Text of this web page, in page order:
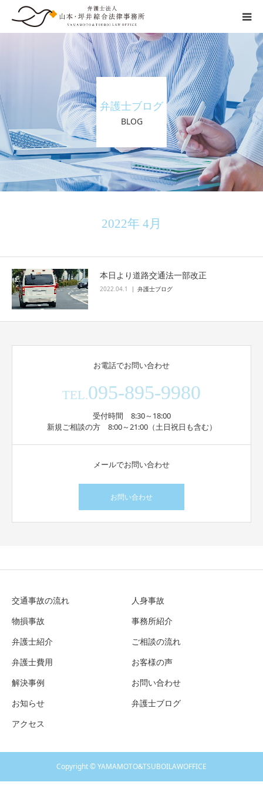
弁護士ブログ
BLOG
2022年 4月
本日より道路交通法一部改正
2022.04.1 弁護士ブログ
お電話でお問い合わせ
TEL.095-895-9980
受付時間 8:30～18:00
新規ご相談の方 8:00～21:00（土日祝日も含む）
メールでお問い合わせ
お問い合わせ
交通事故の流れ
人身事故
物損事故
事務所紹介
弁護士紹介
ご相談の流れ
弁護士費用
お客様の声
解決事例
お問い合わせ
お知らせ
弁護士ブログ
アクセス
Copyright © YAMAMOTO&TSUBOILAWOFFICE
交通事故の流れ
事務所紹介
弁護士紹介
ご相談の流れ
弁護士費用